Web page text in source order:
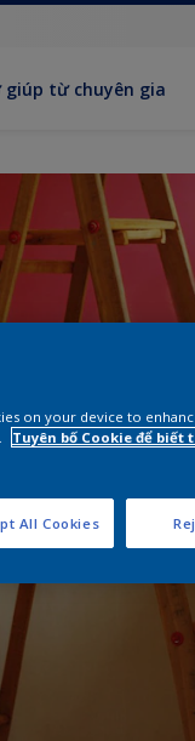
giúp từ chuyên gia
on your device to
Tuyên bố Cookie để biết
All Cookies